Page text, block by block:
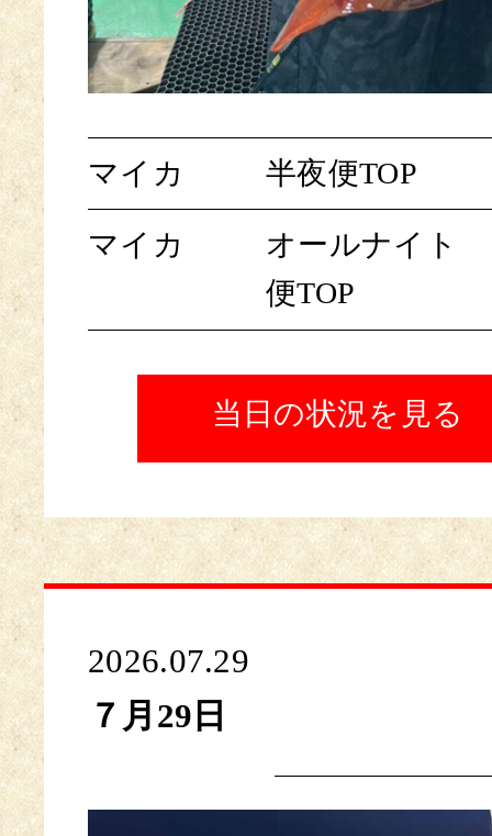
マイカ 半夜便TOP
マイカ
オールナイト
便TOP
当日の状況を見る
2026.07.29
７月29日